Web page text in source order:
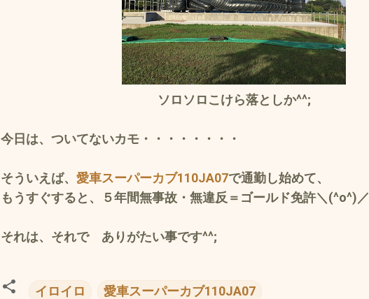
ソロソロこけら落としか^^;
今日は、ついてないカモ・・・・・・・・
そういえば、 愛車スーパーカブ110JA07で通勤し始めて、
もうすぐすると、５年間無事故・無違反＝ゴールド免許＼(^o^)／
それは、それで ありがたい事です^^;
イロイロ 愛車スーパーカブ110JA07